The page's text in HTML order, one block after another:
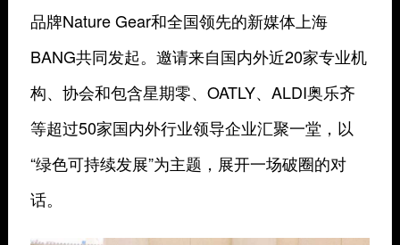
品牌Nature Gear和全国领先的新媒体上海
BANG共同发起。邀请来自国内外近20家专业机
构、协会和包含星期零、OATLY、ALDI奥乐齐
等超过50家国内外行业领导企业汇聚一堂，以
“绿色可持续发展”为主题，展开一场破圈的对
话。